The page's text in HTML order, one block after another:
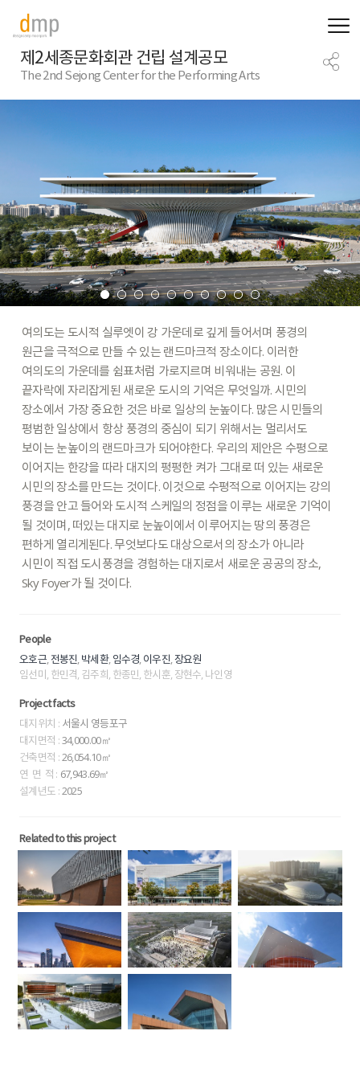
제2세종문화회관 건립 설계공모
The 2nd Sejong Center for the Performing Arts
여의도는 도시적 실루엣이 강 가운데로 깊게 들어서며 풍경의
원근을극적으로 만들 수 있는 랜드마크적 장소이다. 이러한
여의도의 가운데를 쉼표처럼 가로지르며 비워내는 공원. 이
끝자락에 자리잡게된 새로운 도시의 기억은 무엇일까. 시민의
장소에서 가장 중요한 것은 바로 일상의 눈높이다. 많은시민들의
평범한 일상에서 항상 풍경의 중심이 되기 위해서는 멀리서도
보이는 눈높이의 랜드마크가 되어야한다. 우리의 제안은 수평으로
이어지는 한강을 따라 대지의 평평한 켜가 그대로 떠 있는 새로운
시민의 장소를 만드는 것이다. 이것으로 수평적으로 이어지는 강의
풍경을 안고 들어와도시적 스케일의 정점을 이루는 새로운 기억이
될 것이며, 떠있는 대지로 눈높이에서 이루어지는 땅의 풍경은
편하게 열리게된다.무엇보다도 대상으로서의 장소가 아니라
시민이 직접 도시풍경을 경험하는 대지로서 새로운 공공의 장소,
Sky Foyer가될 것이다.
People
오호근, 전봉진, 박세환, 임수경, 이우진,장요원
임선미, 한민격, 김주희, 한종민, 한시훈, 장현수, 나인영
Project facts
대지위치 : 서울시 영등포구
대지면적 :34,000.00㎡
건축면적 :26,054.10㎡
연 면 적 : 67,943.69㎡
설계년도 :2025
Related to this project